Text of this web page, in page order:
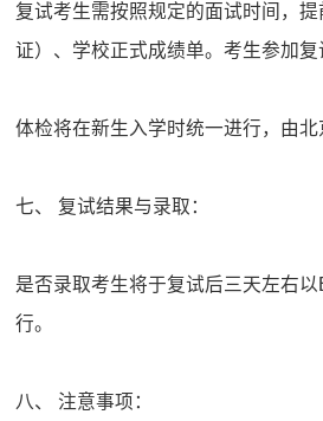
复试考生需按照规定的面试时间，
证）、学校正式成绩单。考生参加
体检将在新生入学时统一进行，由北
七、 复试结果与录取：
是否录取考生将于复试后三天左右
行。
八、 注意事项：